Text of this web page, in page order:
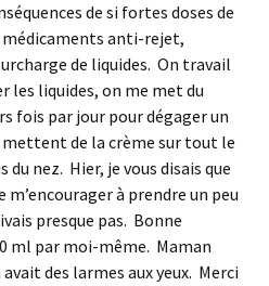
de si fortes doses de
anti-rejet,
de liquides. On travail
les liquides, on me met du
fois par jour pour dégager un
de la crème sur tout le
nez. Hier, je vous disais que
à prendre un peu
presque pas. Bonne
ml par moi-même. Maman
des larmes aux yeux. Merci